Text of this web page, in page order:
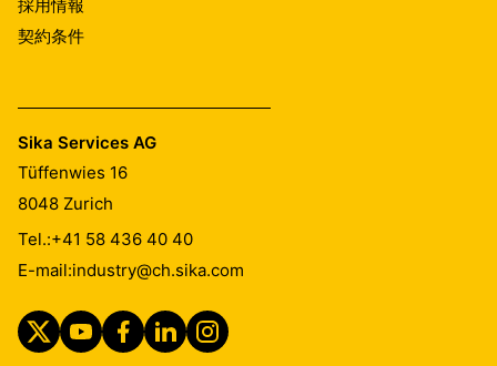
採用情報
契約条件
Sika Services AG
Tüffenwies 16
8048 Zurich
Tel.:+41 58 436 40 40
E-mail:industry@ch.sika.com